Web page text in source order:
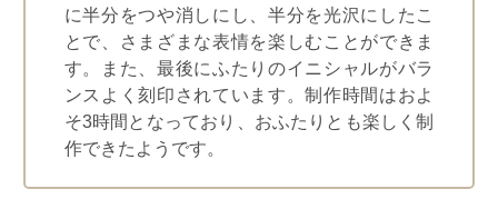
に半分をつや消しにし、半分を光沢にしたこ
とで、さまざまな表情を楽しむことができま
す。また、最後にふたりのイニシャルがバラ
ンスよく刻印されています。制作時間はおよ
そ3時間となっており、おふたりとも楽しく制
作できたようです。